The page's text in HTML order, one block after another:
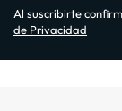
Al suscribirte
de Privacidad